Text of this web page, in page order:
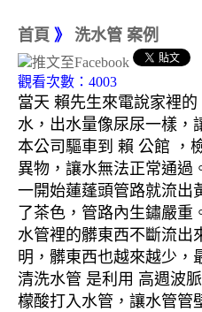
首頁 》 洗水管 案例
觀看次數：4003
當天 賴先生來電說家裡
水，出水量像尿尿一樣，
本公司驅車到 賴 公館 ，
異物，讓水無法正常通過
一開始蓮蓬頭管路就流出
了茶色，管路內生鏽嚴重
水管裡的髒東西不斷流出
明，髒東西也越來越少，
清洗水管 是利用 高週波
檬酸打入水管，讓水管管